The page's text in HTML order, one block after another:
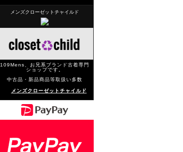
メンズクローゼットチャイルド
109Mens、お兄系ブランド古着専門
ショップです。
中古品・新品商品等取扱い多数
メンズクローゼットチャイルド